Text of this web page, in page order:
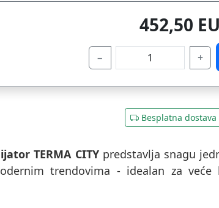
452,50
− +
Besplatna dostava
TERMA CITYpredstavlja snagu
trendovima - idealan za veće